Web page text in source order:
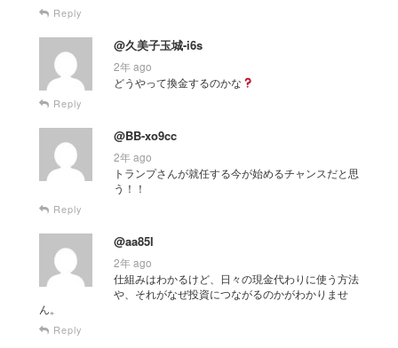
Reply
@久美子玉城-i6s
2年 ago
どうやって換金するのかな
Reply
@BB-xo9cc
2年 ago
トランプさんが就任する今が始めるチャンスだと思
う！！
Reply
@aa85l
2年 ago
仕組みはわかるけど、日々の現金代わりに使う方法
や、それがなぜ投資につながるのかがわかりませ
ん。
Reply